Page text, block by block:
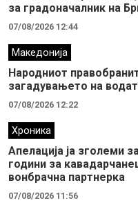
за градоначалник на
07/08/2026 12:44
Македонија
Народниот
загадувањето на
07/08/2026 12:22
Хроника
Апелација ја зголеми
години за
вонбрачна партнерка
07/08/2026 11:56